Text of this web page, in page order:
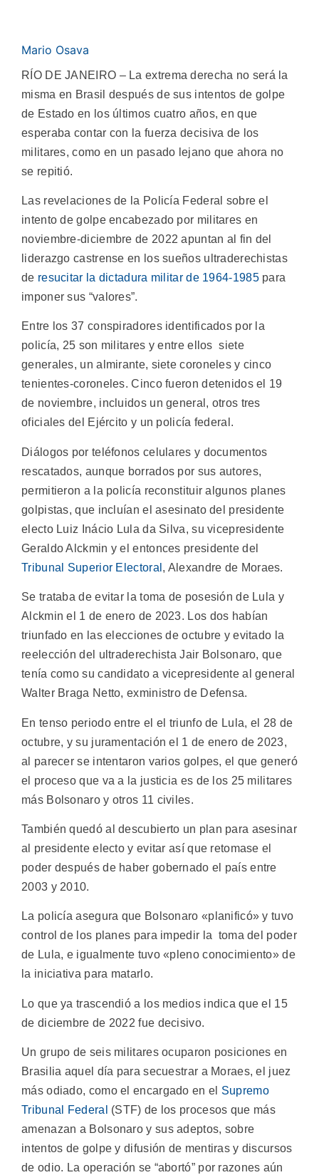
Mario Osava
RÍO DE JANEIRO – La extrema derecha no será la
misma en Brasil después de sus intentos de golpe
de Estado en los últimos cuatro años, en que
esperaba contar con la fuerza decisiva de los
militares, como en un pasado lejano que ahora no
se repitió.
Las revelaciones de la Policía Federal sobre el
intento de golpe encabezado por militares en
noviembre-diciembre de 2022 apuntan al fin del
liderazgo castrense en los sueños ultraderechistas
de resucitar la dictadura militar de 1964-1985para
imponer sus “valores”.
Entre los 37 conspiradores identificados por la
policía, 25 son militares y entre ellos siete
generales, un almirante, siete coroneles y cinco
tenientes-coroneles. Cinco fueron detenidos el 19
de noviembre, incluidos un general, otros tres
oficiales del Ejército y un policía federal.
Diálogos por teléfonos celulares y documentos
rescatados, aunque borrados por sus autores,
permitieron a la policía reconstituir algunos planes
golpistas, que incluían el asesinato del presidente
electo Luiz Inácio Lula da Silva, su vicepresidente
Geraldo Alckmin y el entonces presidente del
Tribunal Superior Electoral , Alexandre de Moraes.
Se trataba de evitar la toma de posesión de Lula y
Alckmin el 1 de enero de 2023. Los dos habían
triunfado en las elecciones de octubre y evitado la
reelección del ultraderechista Jair Bolsonaro, que
tenía como su candidato a vicepresidente al general
Walter Braga Netto, exministro de Defensa.
En tenso periodo entre el el triunfo de Lula, el 28 de
octubre, y su juramentación el 1 de enero de 2023,
al parecer se intentaron varios golpes, el que generó
el proceso que va a la justicia es de los 25 militares
más Bolsonaro y otros 11 civiles.
También quedó al descubierto un plan para asesinar
al presidente electo y evitar así que retomase el
poder después de haber gobernado el país entre
2003 y 2010.
La policía asegura que Bolsonaro «planificó» y tuvo
control de los planes para impedir la toma del poder
de Lula, e igualmente tuvo «pleno conocimiento» de
la iniciativa para matarlo.
Lo que ya trascendió a los medios indica que el 15
de diciembre de 2022 fue decisivo.
Un grupo de seis militares ocuparon posiciones en
Brasilia aquel día para secuestrar a Moraes, el juez
más odiado, como el encargado en el Supremo
Tribunal Federal
(STF) de los procesos que más
amenazan a Bolsonaro y sus adeptos, sobre
intentos de golpe y difusión de mentiras y discursos
de odio. La operación se “abortó” por razones aún